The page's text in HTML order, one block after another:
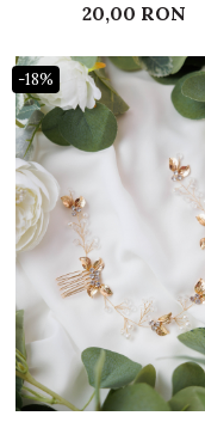
20,00 RON
-18%